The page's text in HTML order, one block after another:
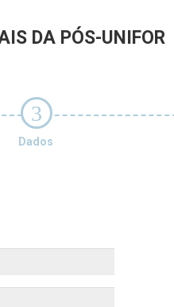
DA PÓS-UNIFOR
3
Dados